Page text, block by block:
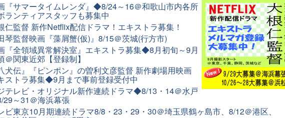
『サマータイムレンダ』◆8/24～16＠和歌山市内各所
ンティアスタッフも募集中
仁監督 新作Netflix配信ドラマ！エキストラ募集！
琴監督映画『藻屑蟹(仮)』8/15＠茨城(行方市)
『全領域異常解決室』エキストラ募集◆8月初旬～9月
＠関東近郊【登録制】
犬伝』『ピンポン』の曽利文彦監督 新作劇場用映画
ストラ募集◆9月まで事前登録受付中
テレビ・オリジナル新作連続ドラマ◆8/13・14＠水戸
～31＠海浜幕張
ビ東京10月期連続ドラマ8/8・23・29・30＠埼玉県鶴ヶ島市、8/12＠港区、